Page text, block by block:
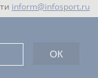
inform@infosport.ru